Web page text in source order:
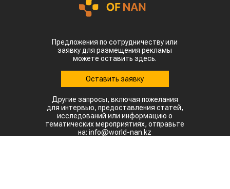
Предложения по сотрудничеству или
заявку для размещения рекламы
можете оставить здесь.
Оставить заявку
Другие запросы, включая пожелания
для интервью, предоставления статей,
исследований или информацию о
тематических мероприятиях, отправьте
на: info@world-nan.kz